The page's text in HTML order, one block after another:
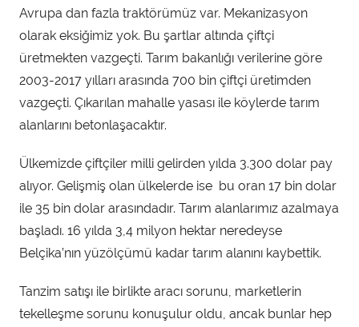
Avrupa dan fazla traktörümüz var. Mekanizasyon
olarak eksiğimiz yok. Bu şartlar altında çiftçi
üretmekten vazgeçti. Tarım bakanlığı verilerine göre
2003-2017 yılları arasında 700 bin çiftçi üretimden
vazgeçti. Çıkarılan mahalle yasası ile köylerde tarım
alanlarını betonlaşacaktır.
Ülkemizde çiftçiler milli gelirden yılda 3.300 dolar pay
alıyor. Gelişmiş olan ülkelerde ise bu oran 17 bin dolar
ile 35 bin dolar arasındadır. Tarım alanlarımız azalmaya
başladı. 16 yılda 3,4 milyon hektar neredeyse
Belçika’nın yüzölçümü kadar tarım alanını kaybettik.
Tanzim satışı ile birlikte aracı sorunu, marketlerin
tekelleşme sorunu konuşulur oldu, ancak bunlar hep